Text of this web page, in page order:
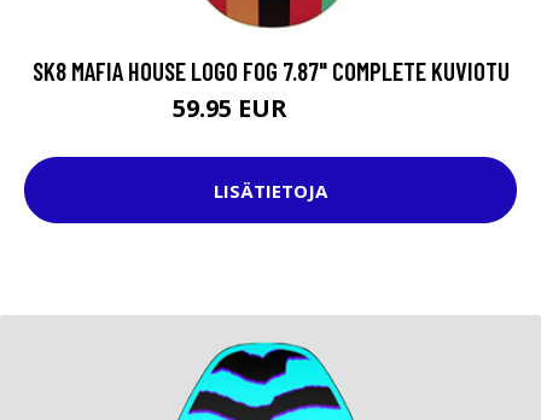
SK8 MAFIA HOUSE LOGO FOG 7.87" COMPLETE KUVIOTU
59.95 EUR
LISÄTIETOJA